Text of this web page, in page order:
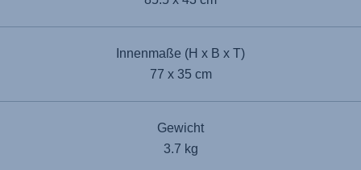
Innenmaße (H x B x T)
77 x 35 cm
Gewicht
3.7 kg